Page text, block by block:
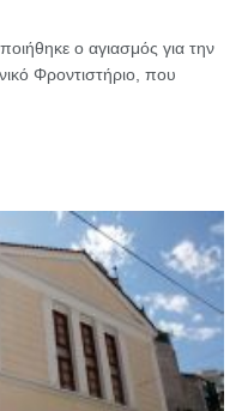
ο αγιασμός για την
Φροντιστήριο, που